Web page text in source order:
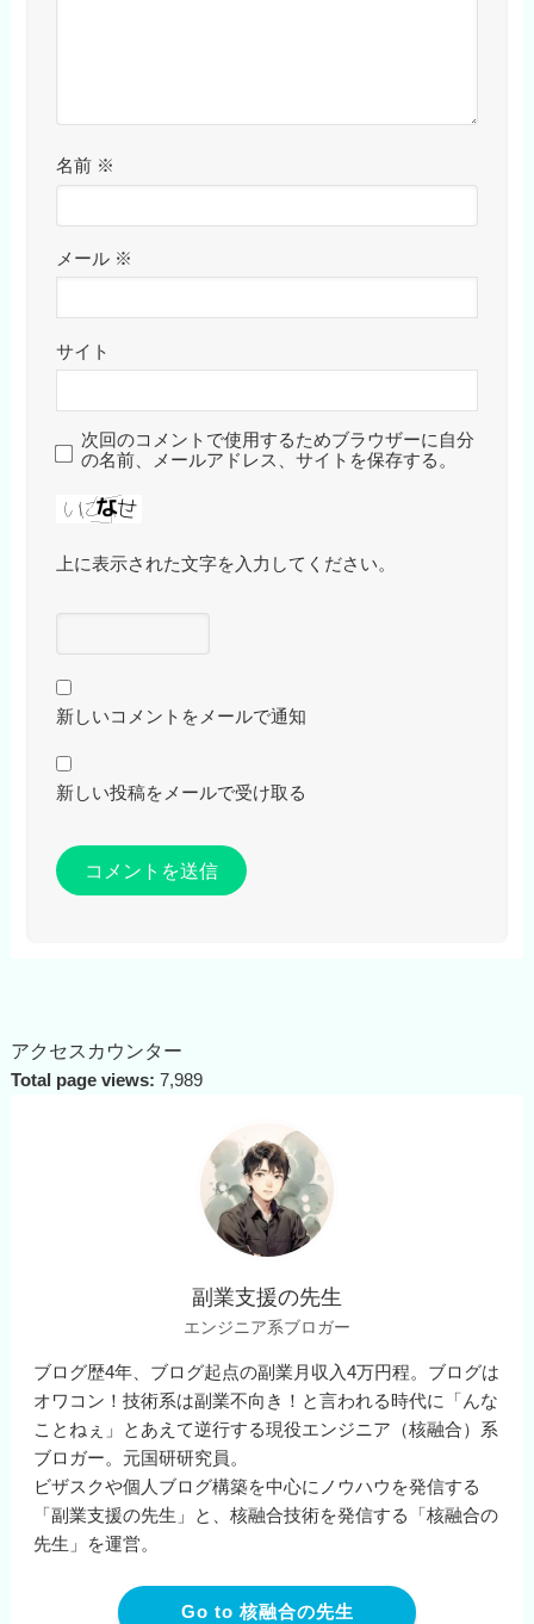
名前 ※
メール ※
サイト
次回のコメントで使用するためブラウザーに自分
の名前、メールアドレス、サイトを保存する。
上に表示された文字を入力してください。
新しいコメントをメールで通知
新しい投稿をメールで受け取る
アクセスカウンター
Total page views: 7,989
副業支援の先生
エンジニア系ブロガー
ブログ歴4年、ブログ起点の副業月収入4万円程。ブログは
オワコン！技術系は副業不向き！と言われる時代に「んな
ことねぇ」とあえて逆行する現役エンジニア（核融合）系
ブロガー。元国研研究員。
ビザスクや個人ブログ構築を中心にノウハウを発信する
「副業支援の先生」と、核融合技術を発信する「核融合の
先生」を運営。
Go to 核融合の先生